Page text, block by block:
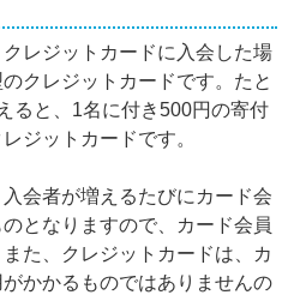
レジットカードに入会した場
クレジットカードです。たと
ると、1名に付き500円の寄付
ジットカードです。
会者が増えるたびにカード会
となりますので、カード会員
た、クレジットカードは、カ
かかるものではありませんの